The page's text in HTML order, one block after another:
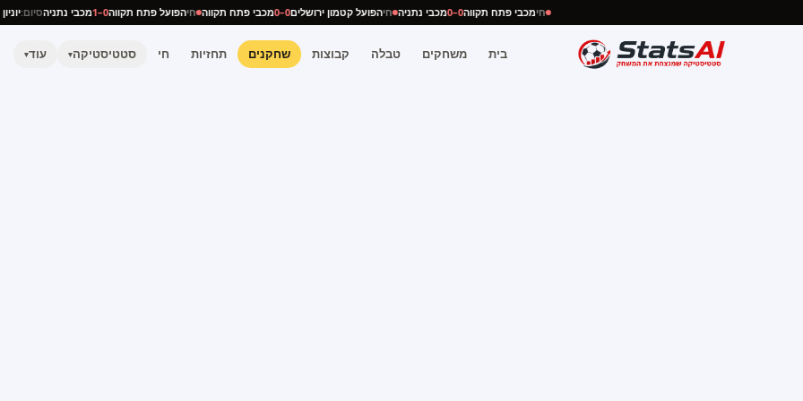
חימכבי פתח תקווה0–0 מכבי נתניה חיהפועל קטמון ירושלים0–0 מכבי פתח תקווה חיהפועל פתח תקווה0–1 מכבי נתניהסיום:
בית משחקים טבלה קבוצות שחקנים תחזיות חי סטטיסטיקה▾ עוד▾